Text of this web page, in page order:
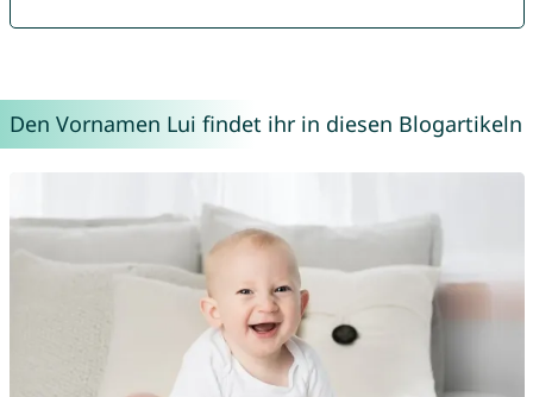
Den Vornamen Lui findet ihr in diesen Blogartikeln